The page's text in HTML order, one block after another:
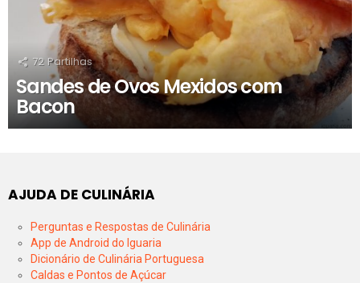
72 Partilhas
Sandes de Ovos Mexidos com
Bacon
AJUDA DE CULINÁRIA
Perguntas e Respostas de Culinária
App de Android do Iguaria
Dicionário de Culinária Portuguesa
Caldas e Pontos de Açúcar